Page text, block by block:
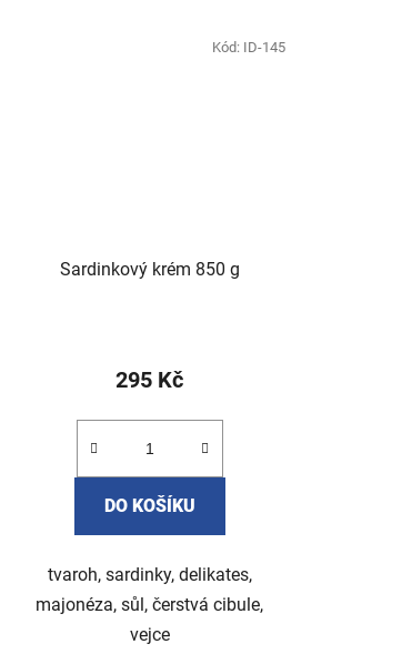
Sardinkový krém 850 g
295 Kč
DO KOŠÍKU
tvaroh, sardinky, delikates,
majonéza, sůl, čerstvá cibule,
vejce
Kód: ID-145